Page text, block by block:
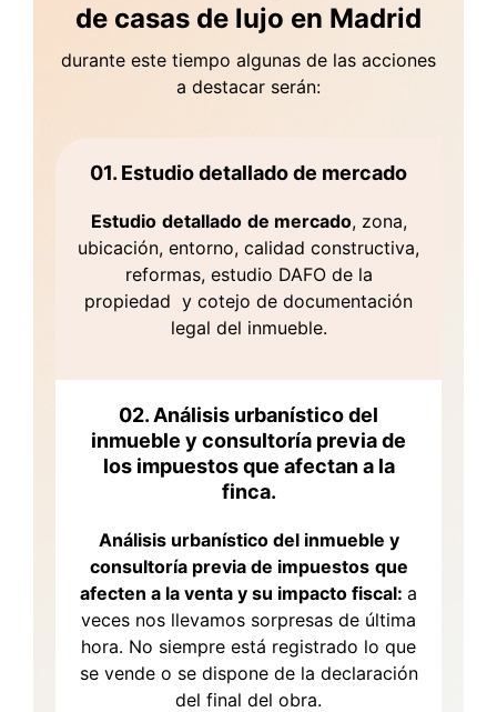
de casas de lujo en Madrid
durante este tiempo algunas de las acciones
a destacar serán:
01. Estudio detallado de mercado
Estudio detallado de mercado, zona,
ubicación, entorno, calidad constructiva,
reformas, estudio DAFO de la
propiedad y cotejo de documentación
legal del inmueble.
02. Análisis urbanístico del
inmueble y consultoría previa de
los impuestos que afectan a la
finca.
Análisis urbanístico del inmueble y
consultoría previa de impuestos que
afecten a la venta y su impacto fiscal: a
veces nos llevamos sorpresas de última
hora. No siempre está registrado lo que
se vende o se dispone de la declaración
del final del obra.